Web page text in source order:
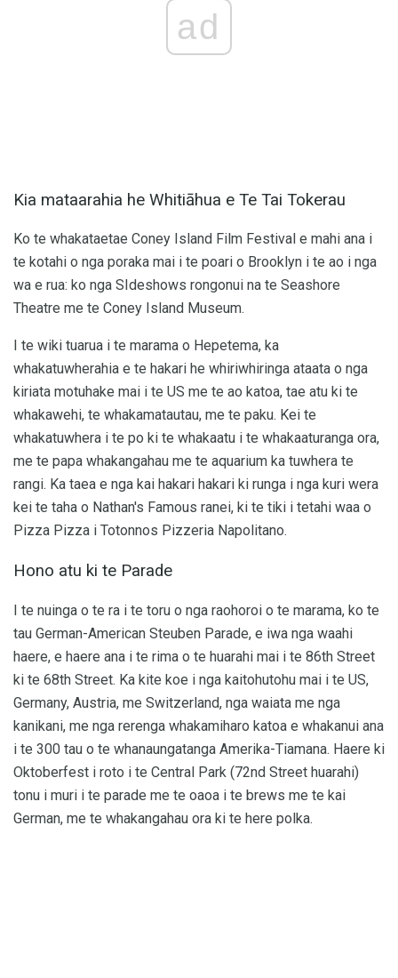
ad
Kia mataarahia he Whitiāhua e Te Tai Tokerau
Ko te whakataetae Coney Island Film Festival e mahi ana i
te kotahi o nga poraka mai i te poari o Brooklyn i te ao i nga
wa e rua: ko nga SIdeshows rongonui na te Seashore
Theatre me te Coney Island Museum.
I te wiki tuarua i te marama o Hepetema, ka
whakatuwherahia e te hakari he whiriwhiringa ataata o nga
kiriata motuhake mai i te US me te ao katoa, tae atu ki te
whakawehi, te whakamatautau, me te paku. Kei te
whakatuwhera i te po ki te whakaatu i te whakaaturanga ora,
me te papa whakangahau me te aquarium ka tuwhera te
rangi. Ka taea e nga kai hakari hakari ki runga i nga kuri wera
kei te taha o Nathan's Famous ranei, ki te tiki i tetahi waa o
Pizza Pizza i Totonnos Pizzeria Napolitano.
Hono atu ki te Parade
I te nuinga o te ra i te toru o nga raohoroi o te marama, ko te
tau German-American Steuben Parade, e iwa nga waahi
haere, e haere ana i te rima o te huarahi mai i te 86th Street
ki te 68th Street. Ka kite koe i nga kaitohutohu mai i te US,
Germany, Austria, me Switzerland, nga waiata me nga
kanikani, me nga rerenga whakamiharo katoa e whakanui ana
i te 300 tau o te whanaungatanga Amerika-Tiamana. Haere ki
Oktoberfest i roto i te Central Park (72nd Street huarahi)
tonu i muri i te parade me te oaoa i te brews me te kai
German, me te whakangahau ora ki te here polka.